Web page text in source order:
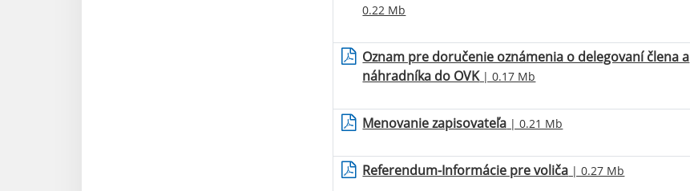
0.22 Mb
Oznam pre doručenie oznámenia o delegovaní člena a
náhradníka do OVK| 0.17 Mb
Menovanie zapisovateľa | 0.21 Mb
Referendum-Informácie pre voliča | 0.27 Mb